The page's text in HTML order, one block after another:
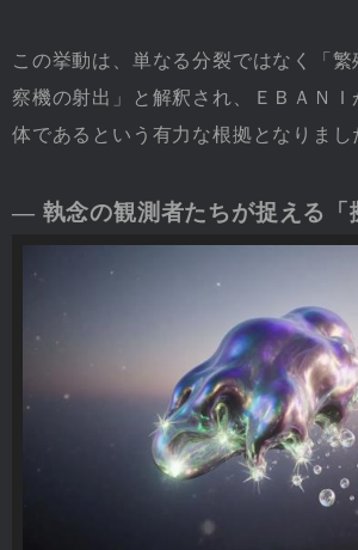
この挙動は、単なる分裂ではなく「
察機の射出」と解釈され、ＥＢＡＮＩ
体であるという有力な根拠となりまし
― 執念の観測者たちが捉える